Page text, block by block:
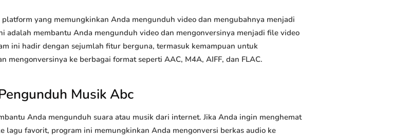
yang memungkinkan Anda mengunduh video dan mengubahnya menjadi
adalah membantu Anda mengunduh video dan mengonversinya menjadi file video
ini hadir dengan sejumlah fitur berguna, termasuk kemampuan untuk
mengonversinya ke berbagai format seperti AAC, M4A, AIFF, dan FLAC.
Musik Abc
Anda mengunduh suara atau musik dari internet. Jika Anda ingin menghemat
lagu favorit, program ini memungkinkan Anda mengonversi berkas audio ke